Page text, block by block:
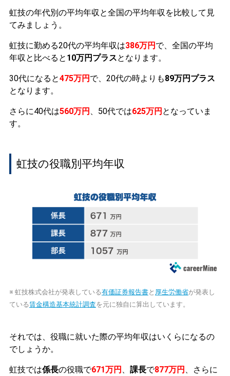
虹技の年代別の平均年収と全国の平均年収を比較して見
てみましょう。
虹技に勤める20代の平均年収は386万円 で、全国の平均
年収と比べると 10万円プラスとなります。
30代になると475万円 で、20代の時よりも89万円プラス
となります。
さらに40代は560万円 、50代では625万円 となっていま
す。
虹技の役職別平均年収
※ 虹技株式会社が発表している有価証券報告書と 厚生労働省が発表し
ている賃金構造基本統計調査を元に独自に算出しています。
それでは、役職に就いた際の平均年収はいくらになるの
でしょうか。
虹技では係長の役職で671万円 課長で877万円
、さらに